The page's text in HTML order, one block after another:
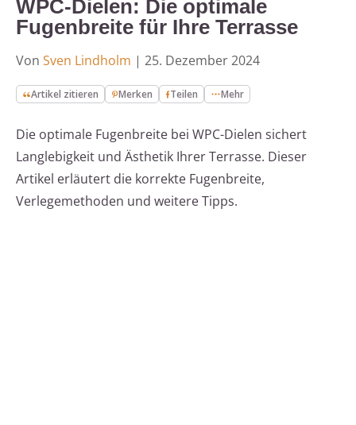
WPC-Dielen: Die optimale
Fugenbreite für Ihre Terrasse
Von Sven Lindholm | 25. Dezember 2024
Artikel zitieren Merken Teilen Mehr
Die optimale Fugenbreite bei WPC-Dielen sichert
Langlebigkeit und Ästhetik Ihrer Terrasse. Dieser
Artikel erläutert die korrekte Fugenbreite,
Verlegemethoden und weitere Tipps.